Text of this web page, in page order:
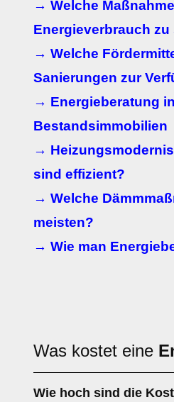
→ Welche
Energieverbrauch zu
→ Welche
Sanierungen zur
→ Energieberatung
Bestandsimmobilien
→
sind effizient?
→ Welche
meisten?
→ Wie man
Was kostet eine
Wie hoch sind die